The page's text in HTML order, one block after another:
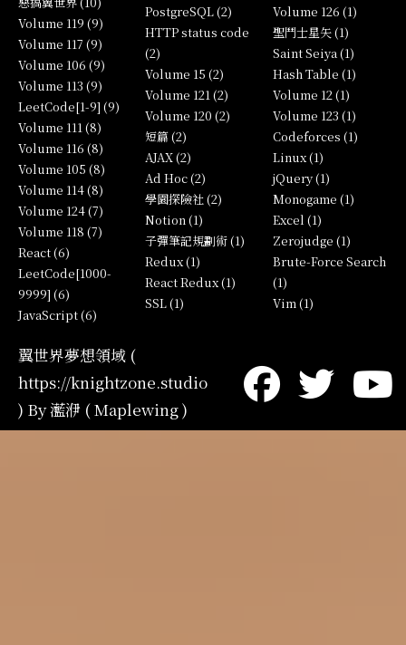
Volume 119 (9)
Volume 117 (9)
Volume 106 (9)
Volume 113 (9)
LeetCode[1-9] (9)
Volume 111 (8)
Volume 116 (8)
Volume 105 (8)
Volume 114 (8)
Volume 124 (7)
Volume 118 (7)
React (6)
LeetCode[1000-
9999] (6)
JavaScript (6)
PostgreSQL (2)
HTTP status code
(2)
Volume 15 (2)
Volume 121 (2)
Volume 120 (2)
短篇 (2)
AJAX (2)
Ad Hoc (2)
學園探險社 (2)
Notion (1)
子彈筆記規劃術 (1)
Redux (1)
React Redux (1)
SSL (1)
Volume 126 (1)
聖鬥士星矢 (1)
Saint Seiya (1)
Hash Table (1)
Volume 12 (1)
Volume 123 (1)
Codeforces (1)
Linux (1)
jQuery (1)
Monogame (1)
Excel (1)
Zerojudge (1)
Brute-Force Search
(1)
Vim (1)
翼世界夢想領域 (
https://knightzone.studio
) By 灆洢 ( Maplewing )